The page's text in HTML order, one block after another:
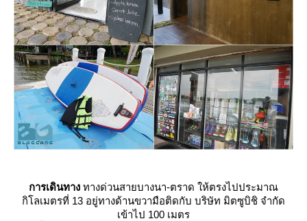
การเดินทาง ทางด่วนสายบางนา-ตราด ให้ตรงไปประมาณ
กิโลเมตรที่ 13 อยู่ทางด้านขวามือติดกับ บริษัท มิตซูบิชิ จำกัด
เข้าไป 100 เมตร